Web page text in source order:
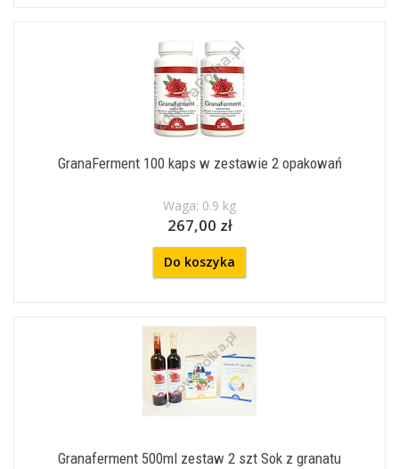
GranaFerment 100 kaps w zestawie 2 opakowań
Waga: 0.9 kg
267,00 zł
Do koszyka
Granaferment 500ml zestaw 2 szt Sok z granatu